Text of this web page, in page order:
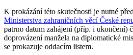
K prokázání této skutečnosti je nutné
Ministerstva zahraničních věcí České
patrno datum zahájení (příp. i ukončení)
doprovázení manžela na diplomatické
se prokazuje oddacím listem.